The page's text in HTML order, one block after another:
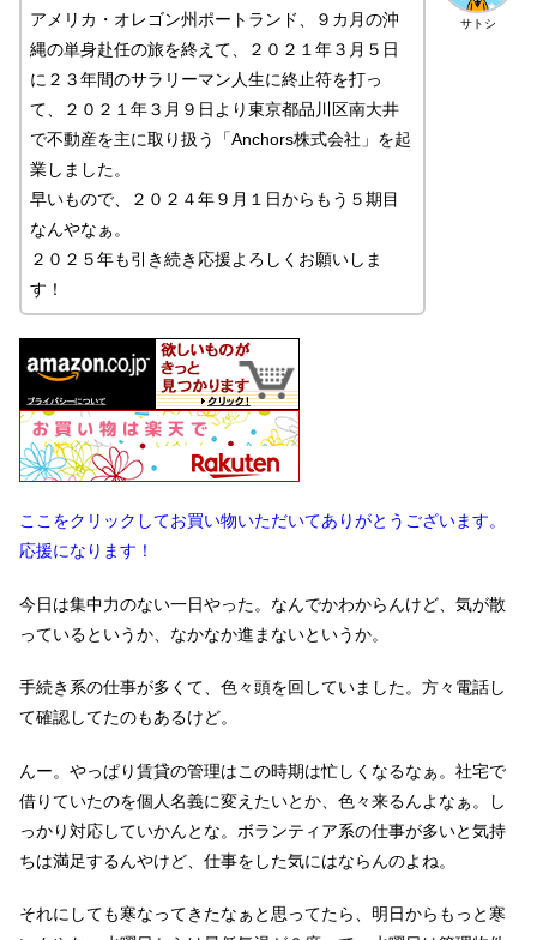
サトシ
アメリカ・オレゴン州ポートランド、９カ月の沖
縄の単身赴任の旅を終えて、２０２１年３月５日
に２３年間のサラリーマン人生に終止符を打っ
て、２０２１年３月９日より東京都品川区南大井
で不動産を主に取り扱う「Anchors株式会社」を起
業しました。
早いもので、２０２４年９月１日からもう５期目
なんやなぁ。
２０２５年も引き続き応援よろしくお願いしま
す！
ここをクリックしてお買い物いただいてありがとうございます。
応援になります！
今日は集中力のない一日やった。なんでかわからんけど、気が散
っているというか、なかなか進まないというか。
手続き系の仕事が多くて、色々頭を回していました。方々電話し
て確認してたのもあるけど。
んー。やっぱり賃貸の管理はこの時期は忙しくなるなぁ。社宅で
借りていたのを個人名義に変えたいとか、色々来るんよなぁ。し
っかり対応していかんとな。ボランティア系の仕事が多いと気持
ちは満足するんやけど、仕事をした気にはならんのよね。
それにしても寒なってきたなぁと思ってたら、明日からもっと寒